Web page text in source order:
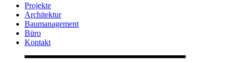
Projekte
Architektur
Baumanagement
Büro
Kontakt